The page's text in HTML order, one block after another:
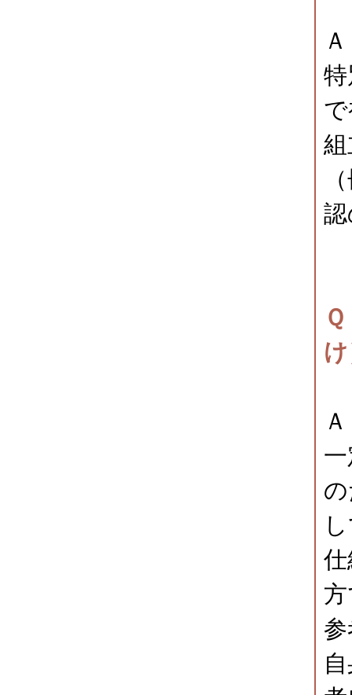
Ａ
Ａ